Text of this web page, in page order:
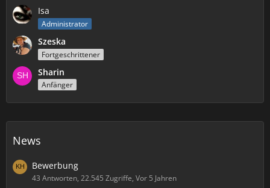
Isa
Administrator
Szeska
Fortgeschrittener
Sharin
Anfänger
News
Bewerbung
43 Antworten, 22.545 Zugriffe, Vor 5 Jahren